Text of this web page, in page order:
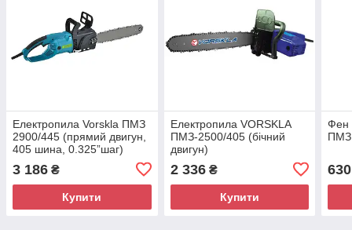
Електропила Vorskla ПМЗ
2900/445 (прямий двигун,
405 шина, 0.325”шаг)
3 186 ₴
Купити
Електропила VORSKLA
ПМЗ-2500/405 (бічний
двигун)
2 336₴
Купити
Фен
ПМЗ
630